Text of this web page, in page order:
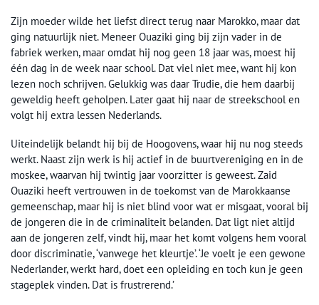
Zijn moeder wilde het liefst direct terug naar Marokko, maar dat
ging natuurlijk niet. Meneer Ouaziki ging bij zijn vader in de
fabriek werken, maar omdat hij nog geen 18 jaar was, moest hij
één dag in de week naar school. Dat viel niet mee, want hij kon
lezen noch schrijven. Gelukkig was daar Trudie, die hem daarbij
geweldig heeft geholpen. Later gaat hij naar de streekschool en
volgt hij extra lessen Nederlands.
Uiteindelijk belandt hij bij de Hoogovens, waar hij nu nog steeds
werkt. Naast zijn werk is hij actief in de buurtvereniging en in de
moskee, waarvan hij twintig jaar voorzitter is geweest. Zaid
Ouaziki heeft vertrouwen in de toekomst van de Marokkaanse
gemeenschap, maar hij is niet blind voor wat er misgaat, vooral bij
de jongeren die in de criminaliteit belanden. Dat ligt niet altijd
aan de jongeren zelf, vindt hij, maar het komt volgens hem vooral
door discriminatie, ‘vanwege het kleurtje’. ‘Je voelt je een gewone
Nederlander, werkt hard, doet een opleiding en toch kun je geen
stageplek vinden. Dat is frustrerend.’